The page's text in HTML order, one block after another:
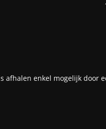
afhalen enkel mogelijk door